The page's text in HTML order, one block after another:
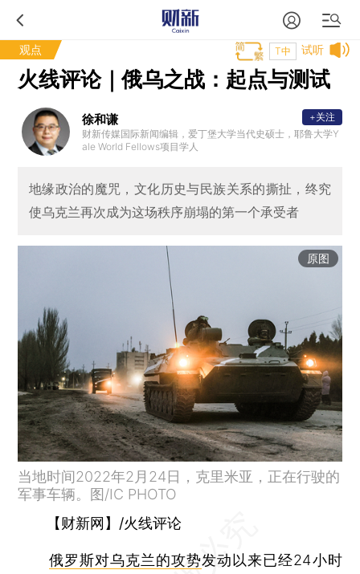
观点 试听
T中
火线评论｜俄乌之战：起点与测试
徐和谦
财新传媒国际新闻编辑，爱丁堡大学当代史硕士，耶鲁大学Y
ale World Fellows项目学人
+关注
地缘政治的魔咒，文化历史与民族关系的撕扯，终究
使乌克兰再次成为这场秩序崩塌的第一个承受者
原图
当地时间2022年2月24日，克里米亚，正在行驶的
军事车辆。图/IC PHOTO
【财新网】/火线评论
俄罗斯对乌克兰的攻势发动以来已经24小时